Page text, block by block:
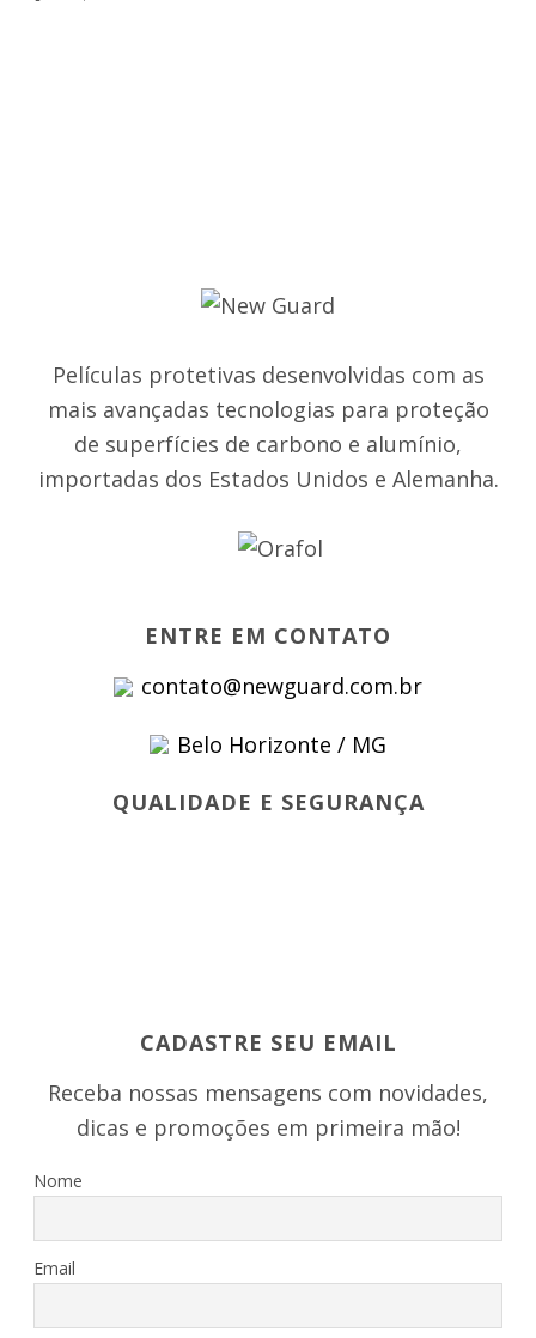
Películas protetivas desenvolvidas com as
mais avançadas tecnologias para proteção
de superfícies de carbono e alumínio,
importadas dos Estados Unidos e Alemanha.
ENTRE EM CONTATO
contato@newguard.com.br
Belo Horizonte / MG
QUALIDADE E SEGURANÇA
CADASTRE SEU EMAIL
Receba nossas mensagens com novidades,
dicas e promoções em primeira mão!
Nome
Email